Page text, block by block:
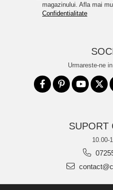
magazinului. Afla mai
Confidentialitate
Urmareste-ne
SUPORT
10.00-